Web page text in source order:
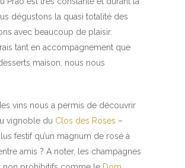
dégustons la quasi totalité des
avec beaucoup de plaisir.
tant en accompagnement que
maison, nous nous
vins nous a permis de découvrir
vignoble du Clos des Roses –
festif qu’un magnum de rosé à
amis ? A noter, les champagnes